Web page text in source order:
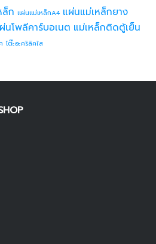
ล็ก แผ่นแม่เหล็กA4 แผ่นแม่เหล็กยาง
นโพลีคาร์บอเนต แม่เหล็กติดตู้เย็น
โต๊ะอะคริลิคใส